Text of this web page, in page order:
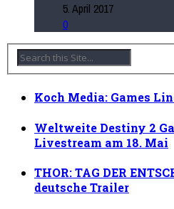
5. April 2017
0
Koch Media: Games
Weltweite Destiny 2
Livestream am 18. Mai
THOR: TAG DER
deutsche Trailer